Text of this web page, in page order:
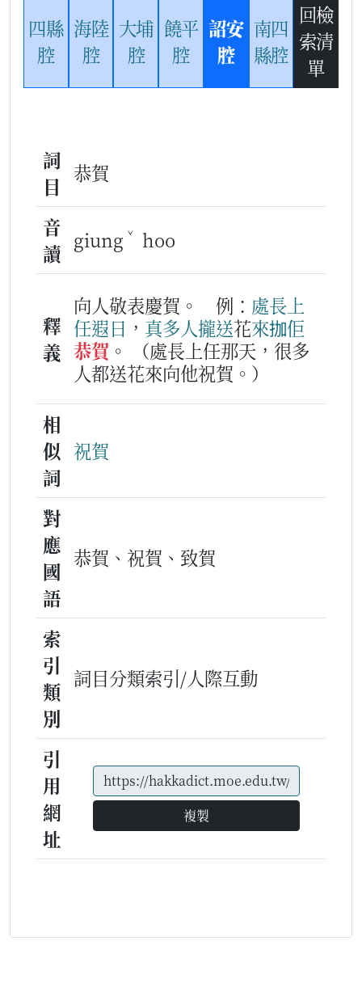
四縣
腔
海陸
腔
大埔
腔
饒平
腔
詔安
腔
南四
縣腔
回檢
索清
單
詞
目
恭賀
音
讀
giung ˇ hoo
釋
義
向人敬表慶賀。 例： 處長 上
任遐日 ， 真多人攏送花來拁佢
恭賀 。
（處長上任那天，很多
人都送花來向他祝賀。）
相
似
詞
祝賀
對
應
國
語
恭賀、祝賀、致賀
索
引
類
別
詞目分類索引/人際互動
引
用
網
址
複製